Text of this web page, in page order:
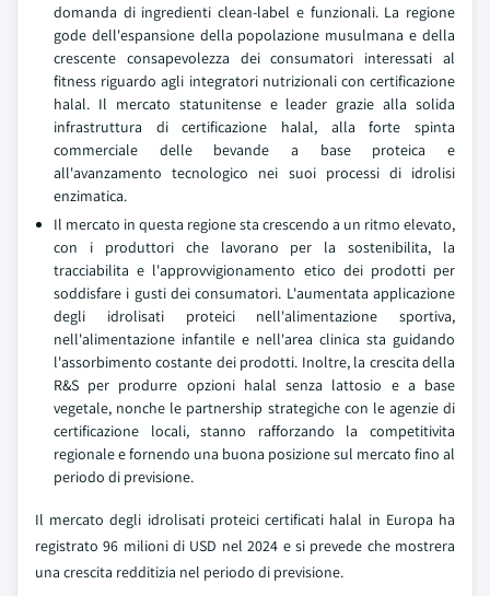
domanda di ingredienti clean-label e funzionali. La regione
gode dell'espansione della popolazione musulmana e della
crescente consapevolezza dei consumatori interessati al
fitness riguardo agli integratori nutrizionali con certificazione
halal. Il mercato statunitense e leader grazie alla solida
infrastruttura di certificazione halal, alla forte spinta
commerciale delle bevande a base proteica e
all'avanzamento tecnologico nei suoi processi di idrolisi
enzimatica.
Il mercato in questa regione sta crescendo a un ritmo elevato,
con i produttori che lavorano per la sostenibilita, la
tracciabilita e l'approvvigionamento etico dei prodotti per
soddisfare i gusti dei consumatori. L'aumentata applicazione
degli idrolisati proteici nell'alimentazione sportiva,
nell'alimentazione infantile e nell'area clinica sta guidando
l'assorbimento costante dei prodotti. Inoltre, la crescita della
R&S per produrre opzioni halal senza lattosio e a base
vegetale, nonche le partnership strategiche con le agenzie di
certificazione locali, stanno rafforzando la competitivita
regionale e fornendo una buona posizione sul mercato fino al
periodo di previsione.
Il mercato degli idrolisati proteici certificati halal in Europa ha
registrato 96 milioni di USD nel 2024 e si prevede che mostrera
una crescita redditizia nel periodo di previsione.